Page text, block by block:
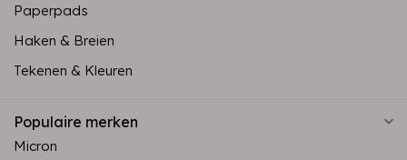
Paperpads
Haken & Breien
Tekenen & Kleuren
Populaire merken
Micron